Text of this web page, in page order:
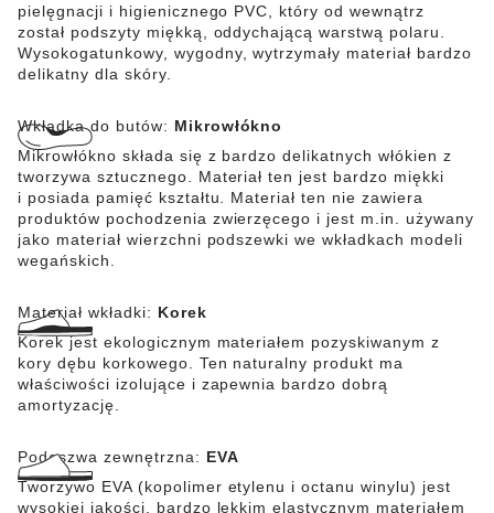
pielęgnacji i higienicznego PVC, który od wewnątrz
został podszyty miękką, oddychającą warstwą polaru.
Wysokogatunkowy, wygodny, wytrzymały materiał bardzo
delikatny dla skóry.
Wkładka do butów: Mikrowłókno
Mikrowłókno składa się z bardzo delikatnych włókien z
tworzywa sztucznego. Materiał ten jest bardzo miękki
i posiada pamięć kształtu. Materiał ten nie zawiera
produktów pochodzenia zwierzęcego i jest m.in. używany
jako materiał wierzchni podszewki we wkładkach modeli
wegańskich.
Materiał wkładki: Korek
Korek jest ekologicznym materiałem pozyskiwanym z
kory dębu korkowego. Ten naturalny produkt ma
właściwości izolujące i zapewnia bardzo dobrą
amortyzację.
Podeszwa zewnętrzna: EVA
Tworzywo EVA (kopolimer etylenu i octanu winylu) jest
wysokiej jakości, bardzo lekkim elastycznym materiałem